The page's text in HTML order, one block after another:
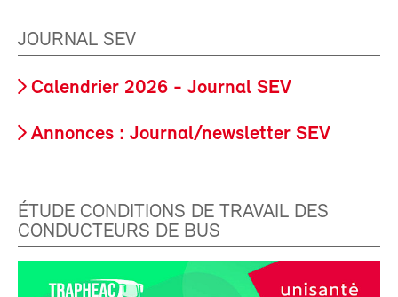
JOURNAL SEV
Calendrier 2026 - Journal SEV
Annonces : Journal/newsletter SEV
ÉTUDE CONDITIONS DE TRAVAIL DES
CONDUCTEURS DE BUS